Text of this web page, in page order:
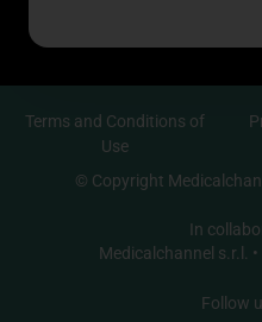
Terms and Conditions of
Use
© Copyright
In
Medicalchannel s.r.l.
Follow